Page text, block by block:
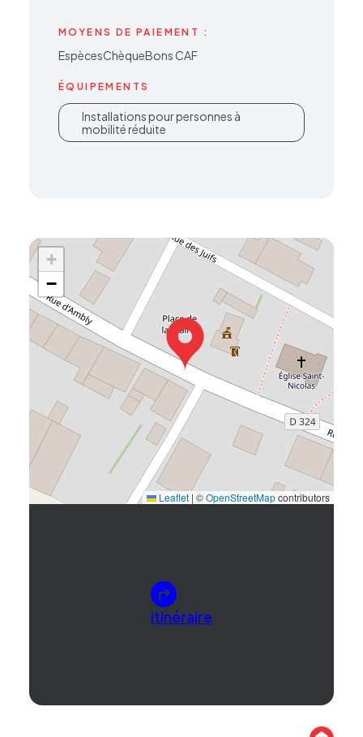
MOYENS DE PAIEMENT :
EspècesChèqueBons CAF
ÉQUIPEMENTS
Installations pour personnes à
mobilité réduite
+
−
Leaflet | ©OpenStreetMapcontributors
itinéraire